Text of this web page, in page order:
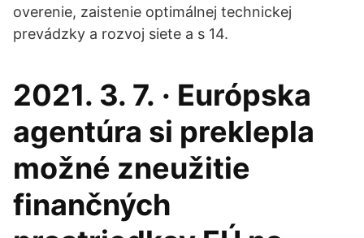
overenie, zaistenie optimálnej technickej
prevádzky a rozvoj siete a s 14.
2021. 3. 7. · Európska
agentúra si preklepla
možné zneužitie
finančných